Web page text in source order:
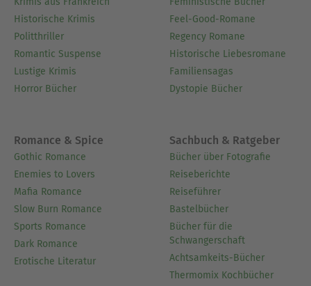
Historische Krimis
Politthriller
Romantic Suspense
Lustige Krimis
Horror Bücher
Feel-Good-Romane
Regency Romane
Historische Liebesromane
Familiensagas
Dystopie Bücher
Romance & Spice
Gothic Romance
Enemies to Lovers
Mafia Romance
Slow Burn Romance
Sports Romance
Dark Romance
Erotische Literatur
Sachbuch & Ratgeber
Bücher über Fotografie
Reiseberichte
Reiseführer
Bastelbücher
Bücher für die
Schwangerschaft
Achtsamkeits-Bücher
Thermomix Kochbücher